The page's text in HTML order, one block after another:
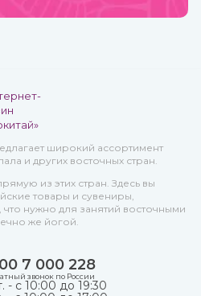
широкий ассортимент
и других восточных стран.
из этих стран. Здесь вы
товары и сувениры,
нужно для занятий восточными
же йогой.
7 000 228
звонок по России
- с 10:00 до 19:30